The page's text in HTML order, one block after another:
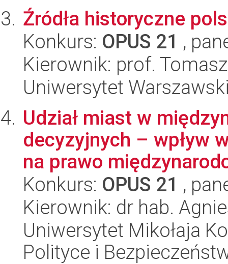
Źródła historyczne
Konkurs: OPUS 21 ,
Kierownik: prof.
Uniwersytet
Udział miast w
decyzyjnych – wpływ
na prawo
Konkurs: OPUS 21 ,
Kierownik: dr hab.
Uniwersytet Mikołaja
Polityce i